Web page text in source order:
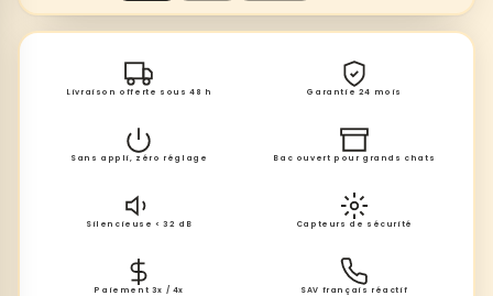
Livraison offerte sous 48 h Garantie 24 mois
Sans appli, zéro réglage Bac ouvert pour grands chats
Silencieuse < 32 dB Capteurs de sécurité
Paiement 3x / 4x SAV français réactif